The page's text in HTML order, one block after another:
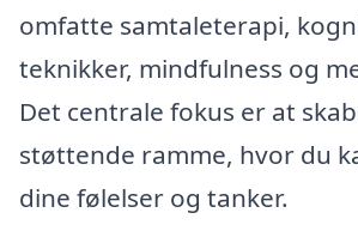
omfatte samtaleterapi,
teknikker, mindfulness og
Det centrale fokus er at
støttende ramme, hvor du
dine følelser og tanker.